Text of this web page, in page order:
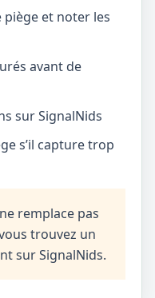
et noter les
avant de
sur SignalNids
s’il capture trop
remplace pas
trouvez un
sur SignalNids.